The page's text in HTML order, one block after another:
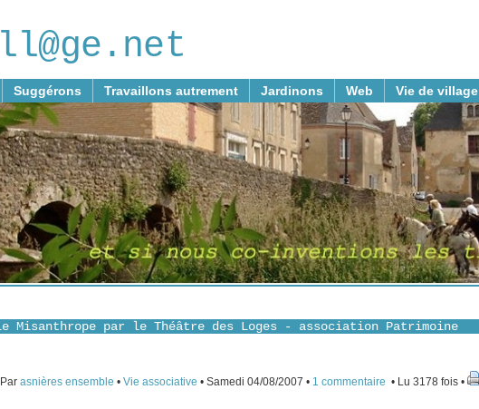
Suggérons Travaillons autrement Jardinons Web Vie de village
Misanthrope par le Théâtre des Loges - association Patrimoine
Par asnières ensemble • Vie associative • Samedi 04/08/2007 • 1 commentaire • Lu 3178 fois •